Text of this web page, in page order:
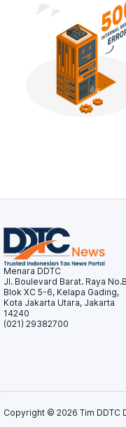
Menara DDTC
Jl. Boulevard Barat. Raya No.B
Blok XC 5-6, Kelapa Gading,
Kota Jakarta Utara, Jakarta
14240
(021) 29382700
Copyright © 2026 Tim DDTC